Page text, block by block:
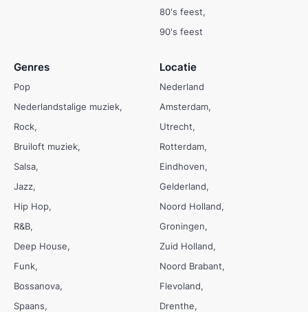
80's feest
90's feest
Genres
Pop
Nederlandstalige muziek
Rock
Bruiloft muziek
Salsa
Jazz
Hip Hop
R&B
Deep House
Funk
Bossanova
Spaans
Locatie
Nederland
Amsterdam
Utrecht
Rotterdam
Eindhoven
Gelderland
Noord Holland
Groningen
Zuid Holland
Noord Brabant
Flevoland
Drenthe